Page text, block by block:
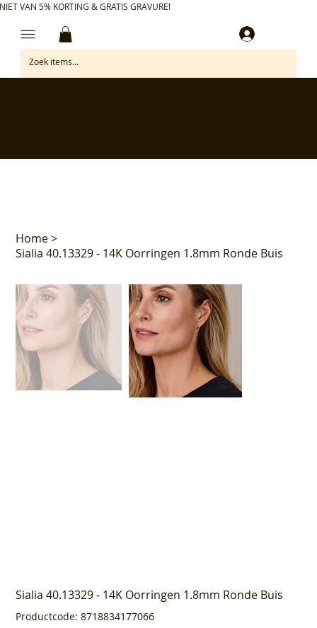
VAN 5% KORTING & GRATIS GRAVURE!
Home>
Sialia 40.13329 - 14K Oorringen 1.8mm Ronde Buis
Sialia 40.13329 - 14K Oorringen 1.8mm Ronde Buis
Productcode: Productcode
8718834177066
8718834177066